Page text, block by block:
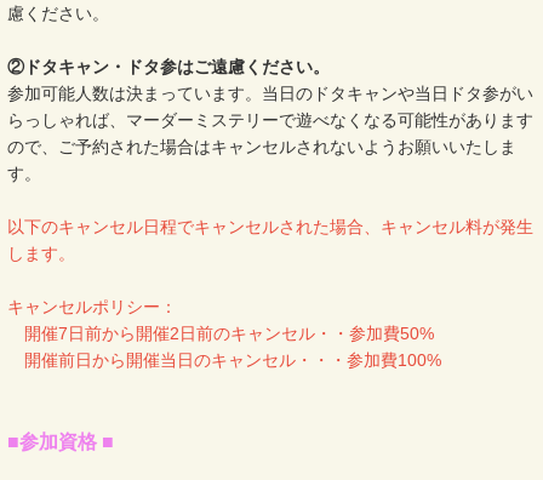
慮ください。
②ドタキャン・ドタ参はご遠慮ください。
参加可能人数は決まっています。当日のドタキャンや当日ドタ参がい
らっしゃれば、マーダーミステリーで遊べなくなる可能性があります
ので、ご予約された場合はキャンセルされないようお願いいたしま
す。
以下のキャンセル日程でキャンセルされた場合、キャンセル料が発生
します。
キャンセルポリシー：
開催7日前から開催2日前のキャンセル・・参加費50%
開催前日から開催当日のキャンセル​・・・参加費100%
■参加資格 ■